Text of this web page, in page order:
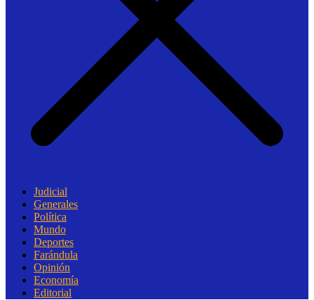
Judicial
Generales
Política
Mundo
Deportes
Farándula
Opinión
Economía
Editorial